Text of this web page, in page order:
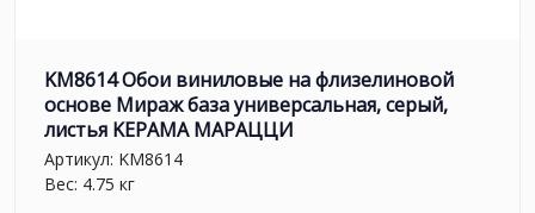
KM8614 Обои виниловые на флизелиновой
основе Мираж база универсальная, серый,
листья KЕРАМА МАРАЦЦИ
Артикул: KM8614
Вес: 4.75 кг